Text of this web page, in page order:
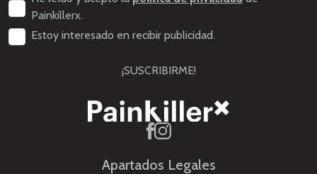
Painkillerx.
Estoy interesado en recibir publicidad.
¡SUSCRIBIRME!
Apartados Legales